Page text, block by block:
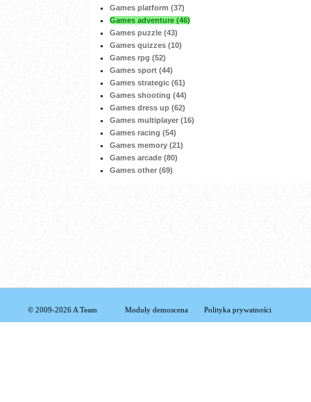
Games platform (37)
Games adventure (46)
Games puzzle (43)
Games quizzes (10)
Games rpg (52)
Games sport (44)
Games strategic (61)
Games shooting (44)
Games dress up (62)
Games multiplayer (16)
Games racing (54)
Games memory (21)
Games arcade (80)
Games other (69)
© 2009-2026 A Team Moduły demoscena Polityka prywatności